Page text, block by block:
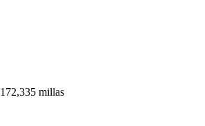
172,335 millas